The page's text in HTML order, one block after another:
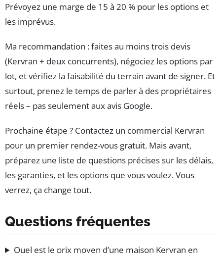
Prévoyez une marge de 15 à 20 % pour les options et
les imprévus.
Ma recommandation : faites au moins trois devis
(Kervran + deux concurrents), négociez les options par
lot, et vérifiez la faisabilité du terrain avant de signer. Et
surtout, prenez le temps de parler à des propriétaires
réels – pas seulement aux avis Google.
Prochaine étape ? Contactez un commercial Kervran
pour un premier rendez-vous gratuit. Mais avant,
préparez une liste de questions précises sur les délais,
les garanties, et les options que vous voulez. Vous
verrez, ça change tout.
Questions fréquentes
Quel est le prix moyen d’une maison Kervran en